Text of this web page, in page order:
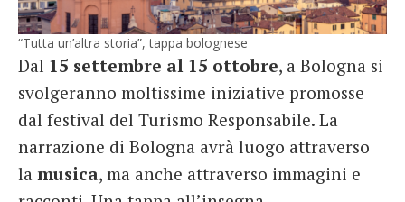
“Tutta un’altra storia”, tappa bolognese
Dal 15 settembre al 15 ottobre, a Bologna si
svolgeranno moltissime iniziative promosse
dal festival del Turismo Responsabile. La
narrazione di Bologna avrà luogo attraverso
la musica, ma anche attraverso immagini e